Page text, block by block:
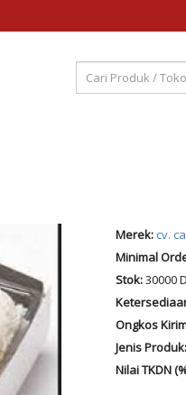
Merek: cv.
Minimal
Stok:30000
Ongkos
Jenis Produk:
Nilai TKDN